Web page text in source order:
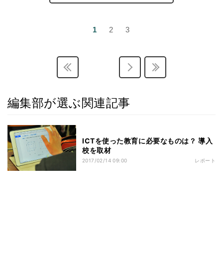
1 2 3
編集部が選ぶ関連記事
ICTを使った教育に必要なものは？ 導入
校を取材
2017/02/14 09:00 レポート